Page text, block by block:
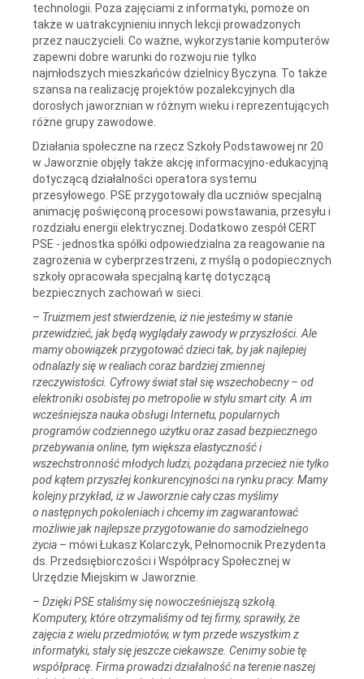
technologii. Poza zajęciami z informatyki, pomoże on
także w uatrakcyjnieniu innych lekcji prowadzonych
przez nauczycieli. Co ważne, wykorzystanie komputerów
zapewni dobre warunki do rozwoju nie tylko
najmłodszych mieszkańców dzielnicy Byczyna. To także
szansa na realizację projektów pozalekcyjnych dla
dorosłych jaworznian w różnym wieku i reprezentujących
różne grupy zawodowe.
Działania społeczne na rzecz Szkoły Podstawowej nr 20
w Jaworznie objęły także akcję informacyjno-edukacyjną
dotyczącą działalności operatora systemu
przesyłowego. PSE przygotowały dla uczniów specjalną
animację poświęconą procesowi powstawania, przesyłu i
rozdziału energii elektrycznej. Dodatkowo zespół CERT
PSE - jednostka spółki odpowiedzialna za reagowanie na
zagrożenia w cyberprzestrzeni, z myślą o podopiecznych
szkoły opracowała specjalną kartę dotyczącą
bezpiecznych zachowań w sieci.
– Truizmem jest stwierdzenie, iż nie jesteśmy w stanie
przewidzieć, jak będą wyglądały zawody w przyszłości. Ale
mamy obowiązek przygotować dzieci tak, by jak najlepiej
odnalazły się w realiach coraz bardziej zmiennej
rzeczywistości. Cyfrowy świat stał się wszechobecny – od
elektroniki osobistej po metropolie w stylu smart city. A im
wcześniejsza nauka obsługi Internetu, popularnych
programów codziennego użytku oraz zasad bezpiecznego
przebywania online, tym większa elastyczność i
wszechstronność młodych ludzi, pożądana przecież nie tylko
pod kątem przyszłej konkurencyjności na rynku pracy. Mamy
kolejny przykład, iż w Jaworznie cały czas myślimy
o następnych pokoleniach i chcemy im zagwarantować
możliwie jak najlepsze przygotowanie do samodzielnego
życia – mówi Łukasz Kolarczyk, Pełnomocnik Prezydenta
ds. Przedsiębiorczości i Współpracy Społecznej w
Urzędzie Miejskim w Jaworznie.
– Dzięki PSE staliśmy się nowocześniejszą szkołą.
Komputery, które otrzymaliśmy od tej firmy, sprawiły, że
zajęcia z wielu przedmiotów, w tym przede wszystkim z
informatyki, stały się jeszcze ciekawsze. Cenimy sobie tę
współpracę. Firma prowadzi działalność na terenie naszej